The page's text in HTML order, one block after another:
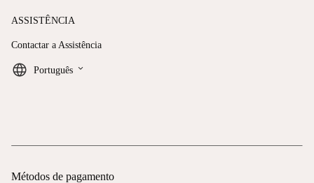
ASSISTÊNCIA
Contactar a Assistência
Português keyboard_arrow_down
Métodos de pagamento